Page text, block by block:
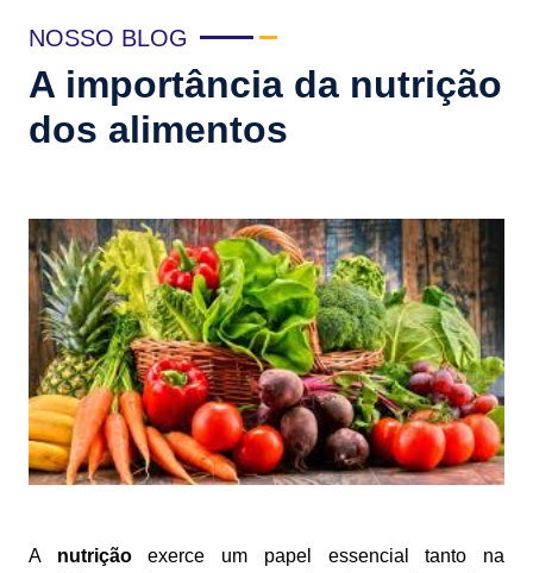
NOSSO BLOG
A importância da nutrição
dos alimentos
A nutriçãoexerce um papel essencial tanto na